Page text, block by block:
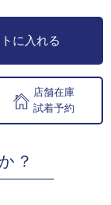
に入れる
店舗在庫
試着予約
？